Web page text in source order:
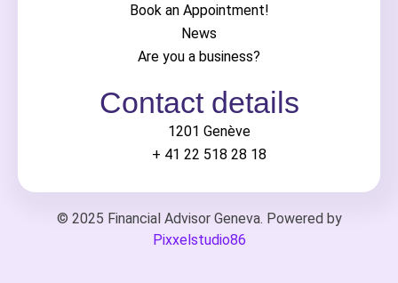
Book an Appointment!
News
Are you a business?
Contact details
1201 Genève
+ 41 22 518 28 18
© 2025 Financial Advisor Geneva. Powered by
Pixxelstudio86